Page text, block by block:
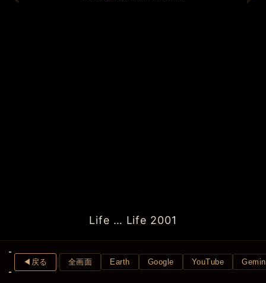
Life … Life 2001
◀︎戻る 全画面 Earth Google YouTube